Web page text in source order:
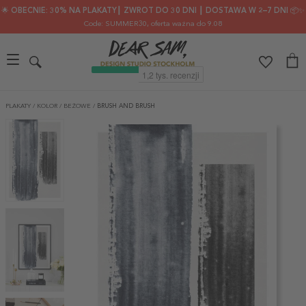
🌟 OBECNIE: 30% NA PLAKATY┃ ZWROT DO 30 DNI ┃ DOSTAWA W 2–7 DNI 📦✨
Code: SUMMER30, oferta ważna do 9.08
PLAKATY / KOLOR / BEŻOWE / BRUSH AND BRUSH